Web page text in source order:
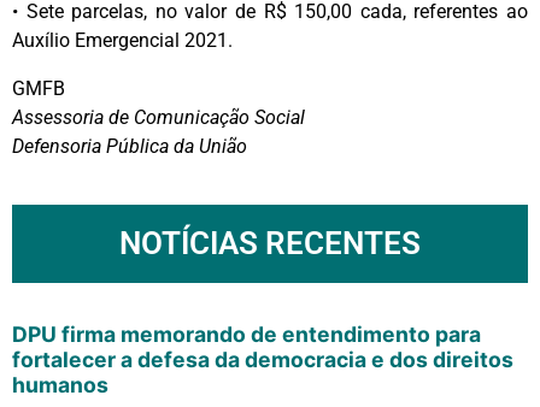
• Sete parcelas, no valor de R$ 150,00 cada, referentes ao
Auxílio Emergencial 2021.
GMFB
Assessoria de Comunicação Social
Defensoria Pública da União
NOTÍCIAS RECENTES
DPU firma memorando de entendimento para
fortalecer a defesa da democracia e dos direitos
humanos